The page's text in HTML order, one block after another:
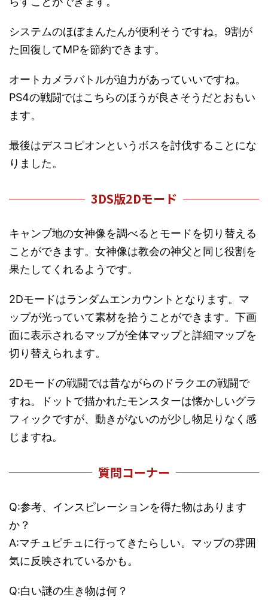
システムのほぼまんたんが便利そうですね。9割が
た回復してMPを節約できます。
オートカメラバトルが迫力があっていいですね。
PS4の戦闘ではこちらのほうが良さそうだとおもい
ます。
最後はデスコピオンというボスを討伐することにな
りました。
3DS版2Dモード
キャンプ地の女神像を調べるとモードを切り替える
ことができます。女神像は教会の神父と同じ役割を
果たしてくれるようです。
2Dモードはランダムエンカウントとなります。マ
ップが光っていて素材を拾うことができます。下画
面に表示されるマップが全体マップと詳細マップを
切り替えられます。
2Dモードの戦闘では昔ながらのドラクエの戦闘で
すね。ドットで描かれたモンスターは懐かしいグラ
フィックですが、動きがないのが少し物足りなく感
じますね。
質問コーナー
Q:参考、インスピレーションを得た物はあります
か？
A:マチュピチュに行ってきたらしい。マップの雰囲
気に反映されているかも。
Q:白い謎の生き物は何？